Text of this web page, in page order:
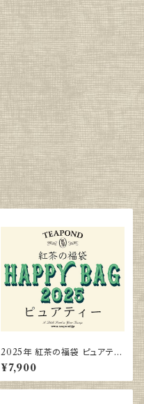
2025年 紅茶の福袋 ピュアティ
ー
¥7,900